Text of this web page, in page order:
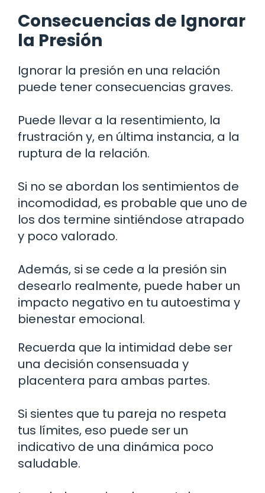
Consecuencias de Ignorar
la Presión
Ignorar la presión en una relación
puede tener consecuencias graves.
Puede llevar a la resentimiento, la
frustración y, en última instancia, a la
ruptura de la relación.
Si no se abordan los sentimientos de
incomodidad, es probable que uno de
los dos termine sintiéndose atrapado
y poco valorado.
Además, si se cede a la presión sin
desearlo realmente, puede haber un
impacto negativo en tu autoestima y
bienestar emocional.
Recuerda que la intimidad debe ser
una decisión consensuada y
placentera para ambas partes.
Si sientes que tu pareja no respeta
tus límites, eso puede ser un
indicativo de una dinámica poco
saludable.